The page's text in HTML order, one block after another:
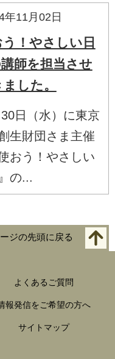
年11月02日
！やさしい日
師を担当させ
した。
日（水）に東京
生財団さま主催
おう！やさしい
の...
ジの先頭に戻る
よくあるご質問
報発信をご希望の方へ
サイトマップ